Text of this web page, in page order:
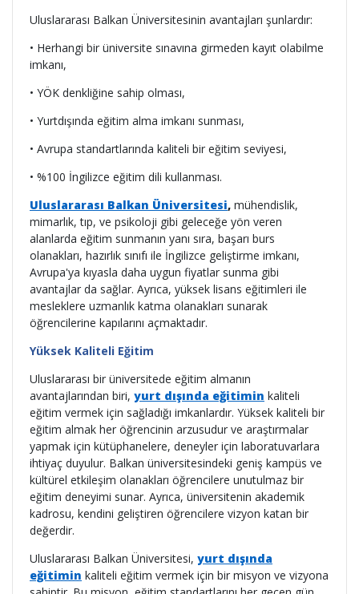
Uluslararası Balkan Üniversitesinin avantajları şunlardır:
• Herhangi bir üniversite sınavına girmeden kayıt olabilme
imkanı,
• YÖK denkliğine sahip olması,
• Yurtdışında eğitim alma imkanı sunması,
• Avrupa standartlarında kaliteli bir eğitim seviyesi,
• %100 İngilizce eğitim dili kullanması.
Uluslararası Balkan Üniversitesi, mühendislik,
mimarlık, tıp, ve psikoloji gibi geleceğe yön veren
alanlarda eğitim sunmanın yanı sıra, başarı burs
olanakları, hazırlık sınıfı ile İngilizce geliştirme imkanı,
Avrupa'ya kıyasla daha uygun fiyatlar sunma gibi
avantajlar da sağlar. Ayrıca, yüksek lisans eğitimleri ile
mesleklere uzmanlık katma olanakları sunarak
öğrencilerine kapılarını açmaktadır.
Yüksek Kaliteli Eğitim
Uluslararası bir üniversitede eğitim almanın
avantajlarından biri, yurt dışında eğitimin kaliteli
eğitim vermek için sağladığı imkanlardır. Yüksek kaliteli bir
eğitim almak her öğrencinin arzusudur ve araştırmalar
yapmak için kütüphanelere, deneyler için laboratuvarlara
ihtiyaç duyulur. Balkan üniversitesindeki geniş kampüs ve
kültürel etkileşim olanakları öğrencilere unutulmaz bir
eğitim deneyimi sunar. Ayrıca, üniversitenin akademik
kadrosu, kendini geliştiren öğrencilere vizyon katan bir
değerdir.
Uluslararası Balkan Üniversitesi, yurt dışında
eğitimin kaliteli eğitim vermek için bir misyon ve vizyona